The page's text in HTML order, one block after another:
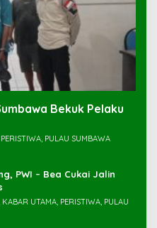
Bekuk Pelaku
PULAU SUMBAWA
PWI – Bea Cukai Jalin
UTAMA, PERISTIWA, PULAU